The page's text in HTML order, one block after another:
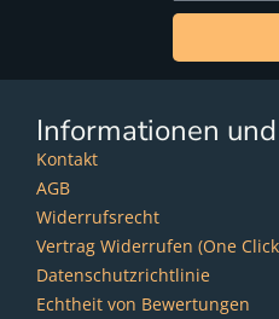
Informationen
Kontakt
AGB
Widerrufsrecht
Vertrag Widerrufen (One
Datenschutzrichtlinie
Echtheit von Bewertungen